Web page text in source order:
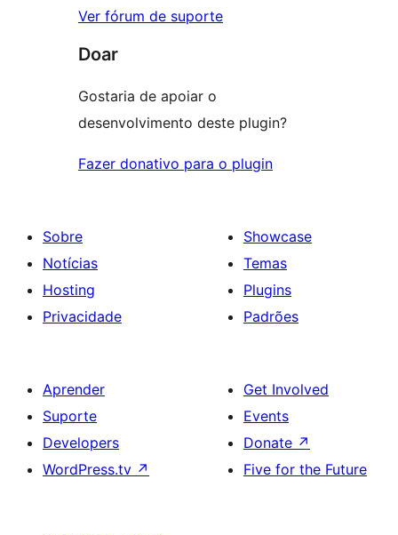
Ver fórum de suporte
Doar
Gostaria de apoiar o
desenvolvimento deste plugin?
Fazer donativo para o plugin
Sobre
Notícias
Hosting
Privacidade
Showcase
Temas
Plugins
Padrões
Aprender
Suporte
Developers
WordPress.tv ↗
Get Involved
Events
Donate ↗
Five for the Future